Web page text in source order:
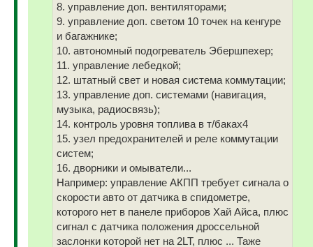
8. управление доп. вентиляторами;
9. управление доп. светом 10 точек на кенгуре
и багажнике;
10. автономный подогреватель Эбершпехер;
11. управление лебедкой;
12. штатный свет и новая система коммутации;
13. управление доп. системами (навигация,
музыка, радиосвязь);
14. контроль уровня топлива в т/баках4
15. узел предохранителей и реле коммутации
систем;
16. дворники и омыватели...
Например: управление АКПП требует сигнала о
скорости авто от датчика в спидометре,
которого нет в панеле приборов Хай Айса, плюс
сигнал с датчика положения дроссельной
заслонки которой нет на 2LT, плюс ... Таже